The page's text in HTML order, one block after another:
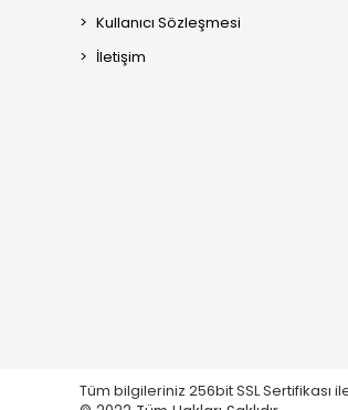
Kullanıcı Sözleşmesi
İletişim
Tüm bilgileriniz 256bit SSL Sertifikası